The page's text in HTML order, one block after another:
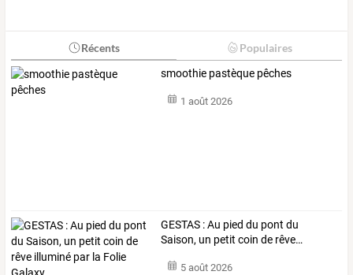
Récents Populaires
smoothie pastèque pêches
1 août 2026
GESTAS :Au pied du pont du
Saison, un petit coin de rêve…
5 août 2026